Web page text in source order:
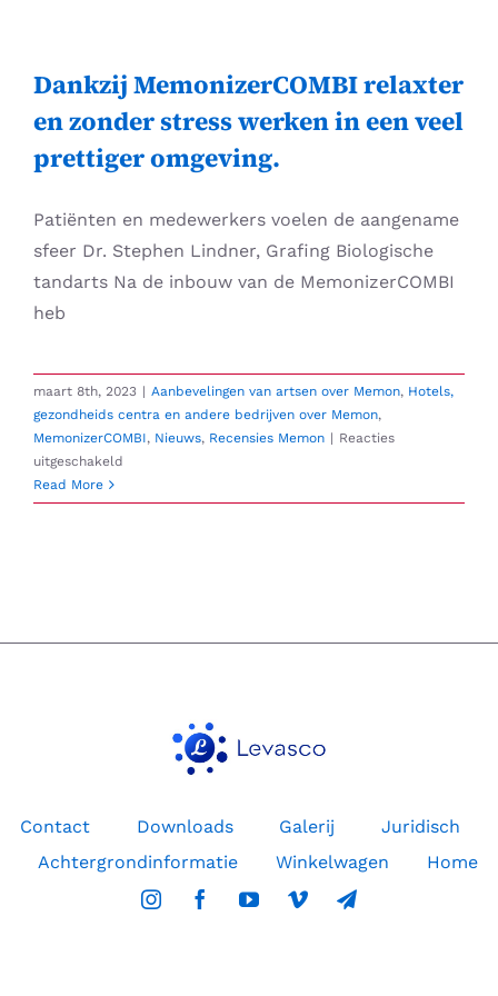
contentDankzij MemonizerCOMBI relaxter
en zonder stress werken in een veel
prettiger omgeving.
Patiënten en medewerkers voelen de aangename
sfeer Dr. Stephen Lindner, Grafing Biologische
tandarts Na de inbouw van de MemonizerCOMBI
heb
maart 8th, 2023 | Aanbevelingen van artsen over Memon, Hotels,
gezondheids centra en andere bedrijven over Memon,
MemonizerCOMBI, Nieuws, Recensies Memon | Reacties
uitgeschakeld
MemonizerCOMBI
in
omgeving.
Read More
Contact Downloads Galerij
Juridisch
Achtergrondinformatie
Winkelwagen Home